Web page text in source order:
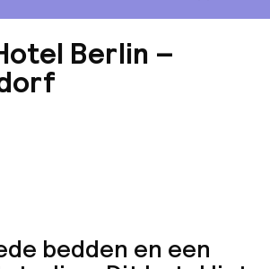
Berlin –
bedden en een